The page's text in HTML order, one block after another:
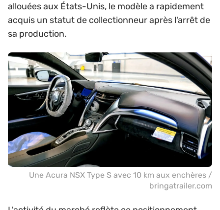
allouées aux États-Unis, le modèle a rapidement
acquis un statut de collectionneur après l'arrêt de
sa production.
Une Acura NSX Type S avec 10 km aux enchères /
bringatrailer.com